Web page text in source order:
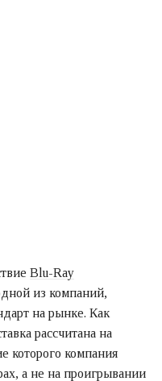
Blu-Ray
из компаний,
на рынке. Как
рассчитана на
которого компания
а не на проигрывании